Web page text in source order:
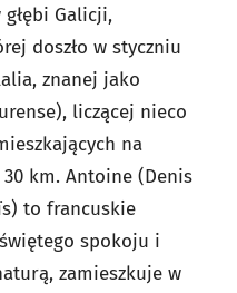
Galicji,
doszło w styczniu
znanej jako
liczącej nieco
na
km. Antoine (Denis
to francuskie
spokoju i
zamieszkuje w